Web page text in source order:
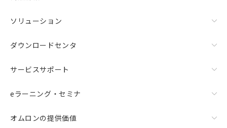
ソリューション
ダウンロードセンタ
サービスサポート
eラーニング・セミナ
オムロンの提供価値